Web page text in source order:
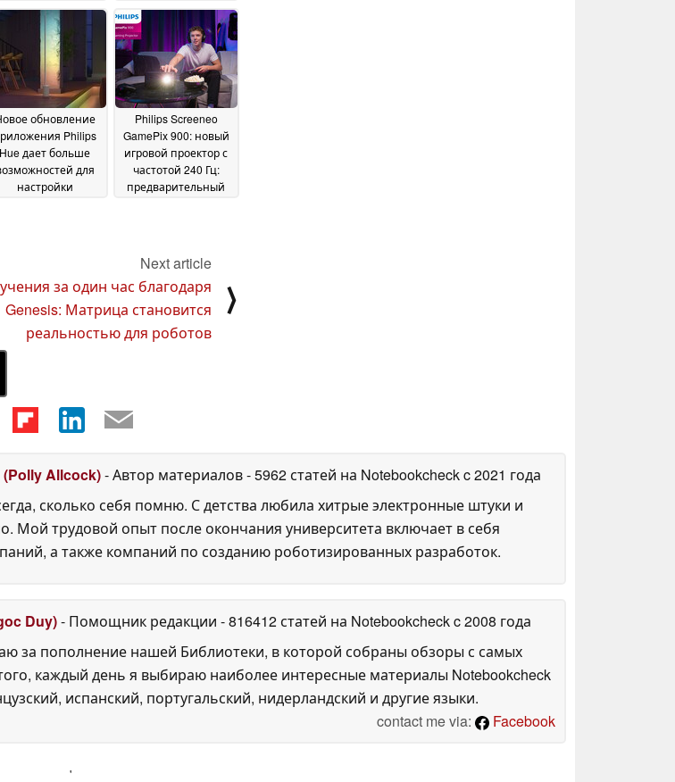
21 January 2025
обновление
Philips
Hue дает больше
для
настройки
Philips Screeneo
GamePix 900: новый
игровой проектор с
частотой 240 Гц:
предварительный
Next article
за один час благодаря
Genesis: Матрица становится
реальностью для роботов
⟩
Allcock)- Автор материалов- 5962 статей на Notebookcheckc 2021 года
сколько себя помню. С детства любила хитрые электронные штуки и
Мой трудовой опыт после окончания университета включает в себя
а также компаний по созданию роботизированных разработок.
Duy)- Помощник редакции - 816412 статей на Notebookcheckc 2008 года
за пополнение нашей Библиотеки, в которой собраны обзоры с самых
каждый день я выбираю наиболее интересные материалы Notebookcheck
испанский, португальский, нидерландский и другие языки.
contact me via:
Facebook
'